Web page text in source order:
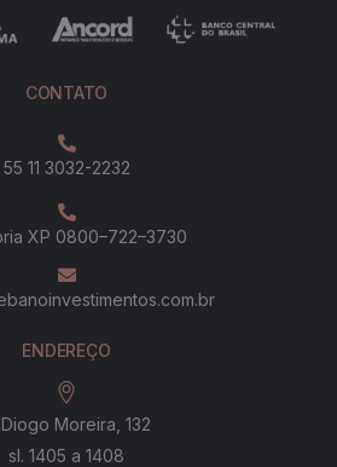
CONTATO
55 11 3032-2232
XP 0800–722–3730
ENDEREÇO
Diogo Moreira, 132
sl. 1405 a 1408